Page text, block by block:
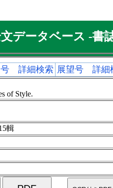
データベース -書
号 詳細検索 展望号 詳細
of Style.
輯